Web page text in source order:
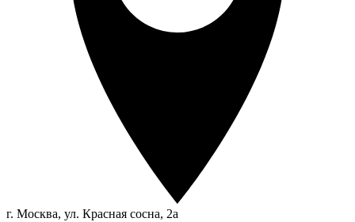
г. Москва, ул. Красная сосна, 2а